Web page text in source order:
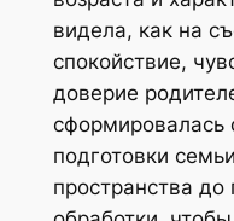
видела, как на
спокойствие,
доверие
сформировалась
подготовки
пространства до